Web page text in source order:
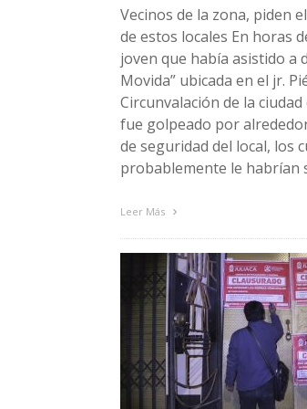
Vecinos de la zona, piden
de estos locales En horas
joven que había asistido a
Movida” ubicada en el jr.
Circunvalación de la ciudad
fue golpeado por
de seguridad del local, los
probablemente le habrían
Leer Más